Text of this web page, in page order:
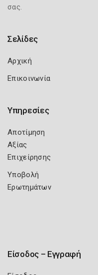
σας.
Σελίδες
Αρχική
Επικοινωνία
Υπηρεσίες
Αποτίμηση
Αξίας
Επιχείρησης
Υποβολή
Ερωτημάτων
Είσοδος – Εγγραφή